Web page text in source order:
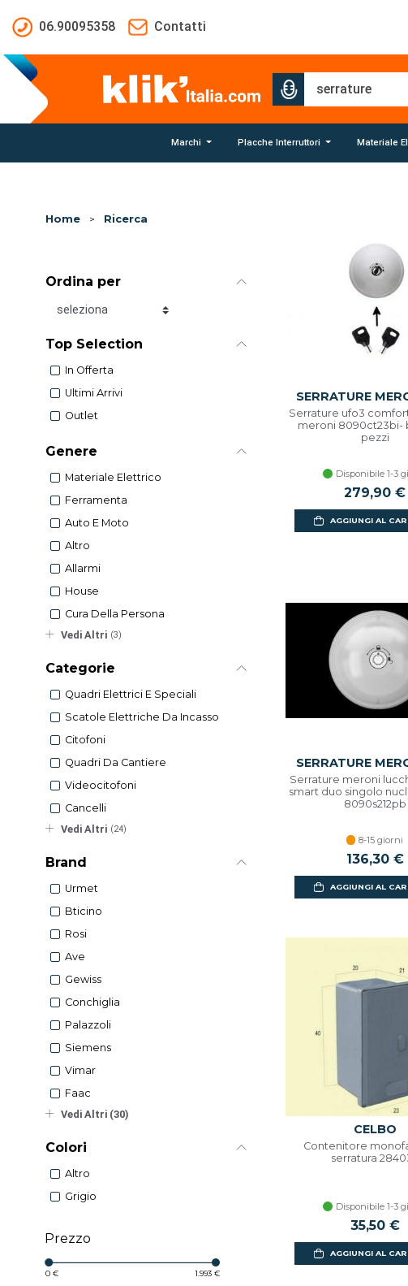
06.90095358
Contatti
Marchi Placche Interruttori Materiale
Home > Ricerca
Ordina per
Ordina per
Top Selection
In Offerta
Ultimi Arrivi
Outlet
Genere
Materiale Elettrico
Ferramenta
Auto E Moto
Altro
Allarmi
House
Cura Della Persona
Vedi Altri (3)
Categorie
Quadri Elettrici E Speciali
Scatole Elettriche Da Incasso
Citofoni
Quadri Da Cantiere
Videocitofoni
Cancelli
Vedi Altri (24)
Brand
Urmet
Bticino
Rosi
Ave
Gewiss
Conchiglia
Palazzoli
Siemens
Vimar
Faac
Vedi Altri (30)
Colori
Altro
Grigio
Prezzo
0 € 1.993 €
SERRATURE
Serrature ufo3
meroni 8090ct23bi-
pezzi
Disponibile 1-3
279,90 €
AGGIUNGI AL
SERRATURE
Serrature meroni
smart duo singolo
8090s212pb
8-15 giorni
136,30 €
AGGIUNGI AL
CELBO
Contenitore
serratura
Disponibile 1-3
35,50 €
AGGIUNGI AL